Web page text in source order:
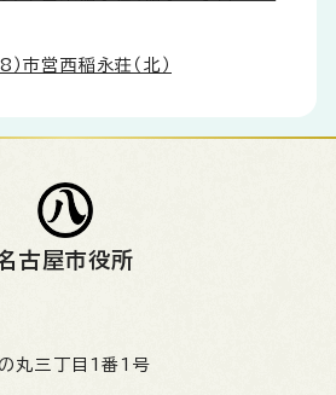
市営西稲永荘（北）
古屋市役所
丸三丁目1番1号